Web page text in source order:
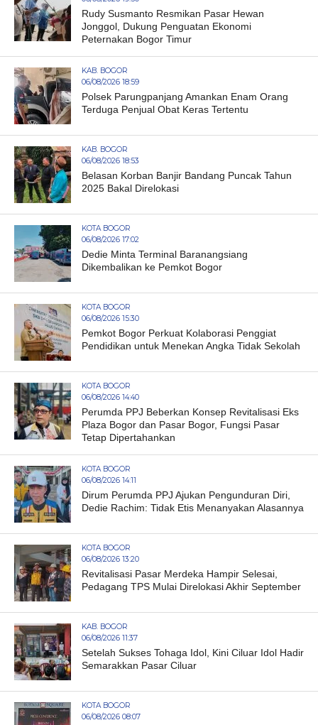
Rudy Susmanto Resmikan Pasar Hewan
Jonggol, Dukung Penguatan Ekonomi
Peternakan Bogor Timur
KAB. BOGOR
06/08/2026 18:59
Polsek Parungpanjang Amankan Enam Orang
Terduga Penjual Obat Keras Tertentu
KAB. BOGOR
06/08/2026 18:53
Belasan Korban Banjir Bandang Puncak Tahun
2025 Bakal Direlokasi
KOTA BOGOR
06/08/2026 17:02
Dedie Minta Terminal Baranangsiang
Dikembalikan ke Pemkot Bogor
KOTA BOGOR
06/08/2026 15:30
Pemkot Bogor Perkuat Kolaborasi Penggiat
Pendidikan untuk Menekan Angka Tidak Sekolah
KOTA BOGOR
06/08/2026 14:40
Perumda PPJ Beberkan Konsep Revitalisasi Eks
Plaza Bogor dan Pasar Bogor, Fungsi Pasar
Tetap Dipertahankan
KOTA BOGOR
06/08/2026 14:11
Dirum Perumda PPJ Ajukan Pengunduran Diri,
Dedie Rachim: Tidak Etis Menanyakan Alasannya
KOTA BOGOR
06/08/2026 13:20
Revitalisasi Pasar Merdeka Hampir Selesai,
Pedagang TPS Mulai Direlokasi Akhir September
KAB. BOGOR
06/08/2026 11:37
Setelah Sukses Tohaga Idol, Kini Ciluar Idol Hadir
Semarakkan Pasar Ciluar
KOTA BOGOR
06/08/2026 08:07